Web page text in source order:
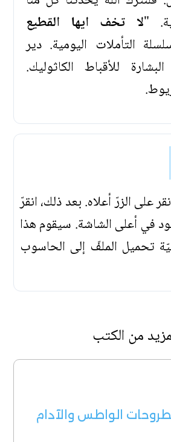
"لا تخف ايها القطيع
التأملات اليومية. دير
للأقباط الكاثوليك.
على الزرّ أعلاه. بعد ذلك، انقرّ
في أعلى الشاشة. سيقوم هذا
تحميل الملفّ إلى الحاسوب
من الكتب
الواطس والآدام